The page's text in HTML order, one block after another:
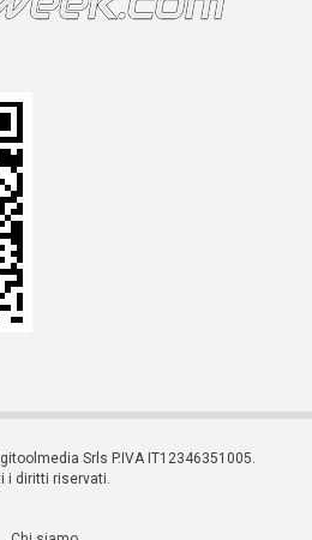
Srls P.IVA IT12346351005.
i diritti riservati.